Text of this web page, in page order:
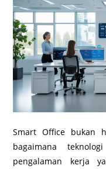
Smart Office bukan
bagaimana
pengalaman kerja